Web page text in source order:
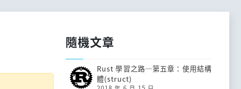
隨機文章
Rust 學習之路─第五章：使用結構
體(struct)